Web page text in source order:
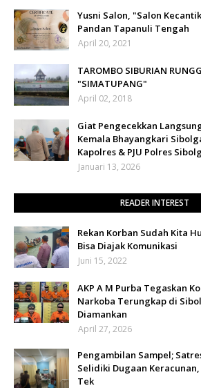
Yusni Salon, "Salon
Pandan Tapanuli Tengah
April 20, 2021
TAROMBO SIBURIAN
"SIMATUPANG"
April 02, 2018
Giat Pengecekkan
Kemala Bhayangkari
Kapolres & PJU Polres
Januari 13, 2026
READER INTEREST
Rekan Korban Sudah Kita
Bisa Diajak Komunikasi
Juni 15, 2022
AKP A M Purba Tegaskan
Narkoba Terungkap di
Diamankan
April 27, 2026
Pengambilan Sampel;
Selidiki Dugaan
Tek